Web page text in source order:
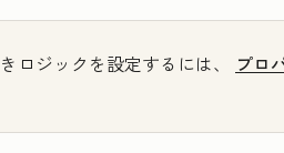
ロジックを設定するには、
プロ